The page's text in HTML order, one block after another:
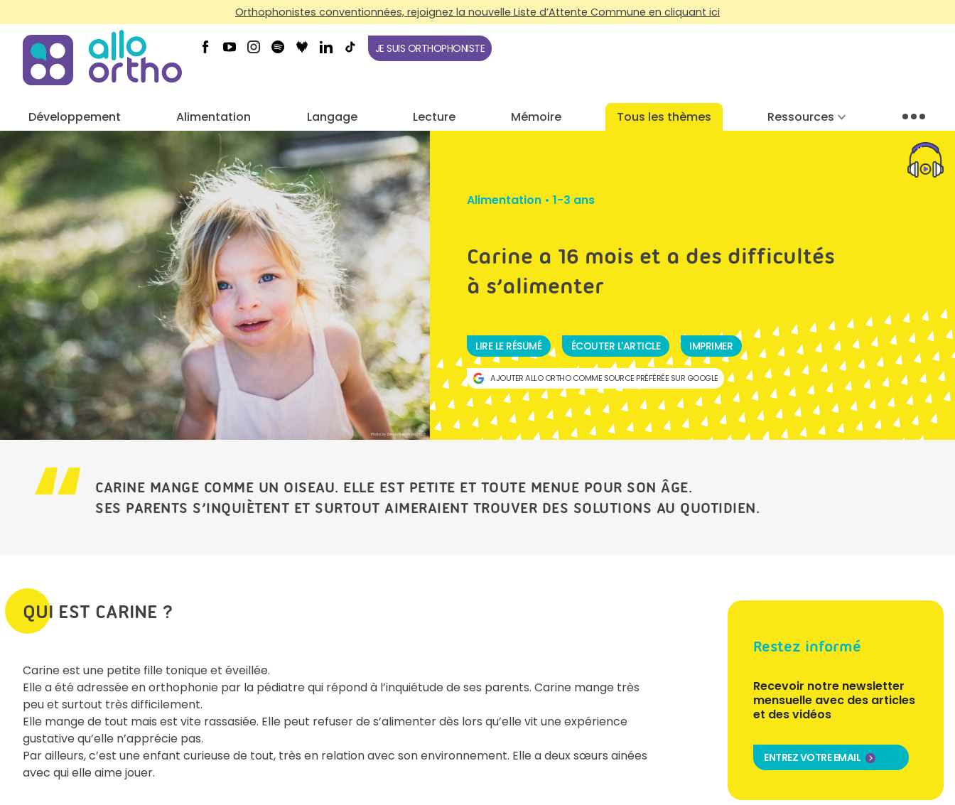
Orthophonistes conventionnées, rejoignez la nouvelle Liste d’Attente Commune en cliquant ici
JE SUIS ORTHOPHONISTE
Développement Alimentation Langage Lecture Mémoire Tous les thèmes Ressources Menu
Photo by Simon Rae on Unsplash
Alimentation• 1-3 ans
Carine a 16 mois et a des difficultés
à s’alimenter
LIRE LE RÉSUMÉ ÉCOUTER L'ARTICLE IMPRIMER
AJOUTER ALLO ORTHO COMME SOURCE PRÉFÉRÉE SUR GOOGLE
CARINE MANGE COMME UN OISEAU. ELLE EST PETITE ET TOUTE MENUE POUR SON ÂGE.
SES PARENTS S’INQUIÈTENT ET SURTOUT AIMERAIENT TROUVER DES SOLUTIONS AU QUOTIDIEN.
Restez informé
Recevoir notre newsletter
mensuelle avec des articles
et des vidéos
ENTREZ VOTRE EMAIL
QUI EST CARINE ?
Carine est une petite fille tonique et éveillée.
Elle a été adressée en orthophonie par la pédiatre qui répond à l’inquiétude de ses parents. Carine mange très
peu et surtout très difficilement.
Elle mange de tout mais est vite rassasiée. Elle peut refuser de s’alimenter dès lors qu’elle vit une expérience
gustative qu’elle n’apprécie pas.
Par ailleurs, c’est une enfant curieuse de tout, très en relation avec son environnement. Elle a deux sœurs ainées
avec qui elle aime jouer.